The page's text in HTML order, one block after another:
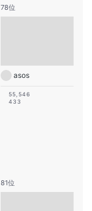
78位
asos
55,546
433
81位